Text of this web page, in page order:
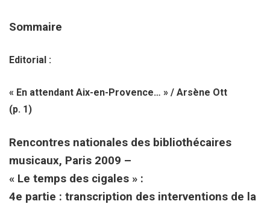
Sommaire
Editorial :
« En attendant Aix-en-Provence… » / Arsène Ott
(p. 1)
Rencontres nationales des bibliothécaires
musicaux, Paris 2009 –
« Le temps des cigales » :
4e partie : transcription des interventions de la